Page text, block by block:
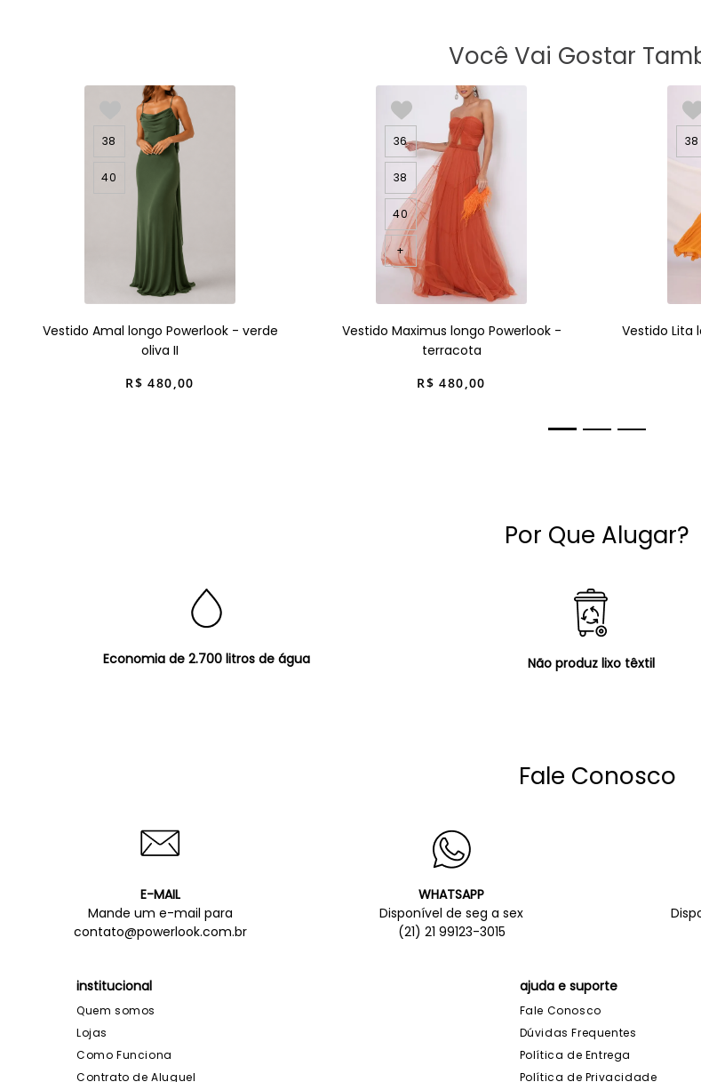
Você Vai Gostar
38
40
Vestido Amal longo Powerlook - verde
oliva II
R$ 480,00
36
38
40
+
Vestido Maximus longo Powerlook -
terracota
R$ 480,00
38
Vestido Lita
Por Que Alugar?
Economia de 2.700 litros de água Não produz lixo têxtil
Fale Conosco
E-MAIL
Mande um e-mail para
contato@powerlook.com.br
WHATSAPP
Disponível de seg a sex
(21) 21 99123-3015
institucional
Quem somos
Lojas
Como Funciona
Contrato de Aluguel
ajuda e suporte
Fale Conosco
Dúvidas Frequentes
Política de Entrega
Política de Privacidade